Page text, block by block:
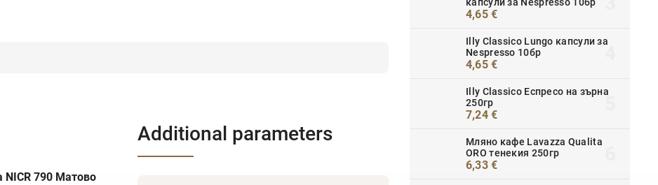
4,65 €
Illy Classico Lungo капсули за
Nespresso 10бр
4,65 €
Illy Classico Еспресо на зърна
250гр
7,24 €
Мляно кафе Lavazza Qualita
ORO тенекия 250гр
6,33 €
790 Матово
Additional parameters